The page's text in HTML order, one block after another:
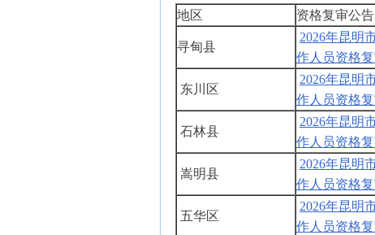
地区 资格复审公告
寻甸县
2026年昆明
作人员资格
东川区
2026年昆明
作人员资格
石林县
2026年昆明
作人员资格
嵩明县
2026年昆明
作人员资格
五华区
2026年昆明
作人员资格